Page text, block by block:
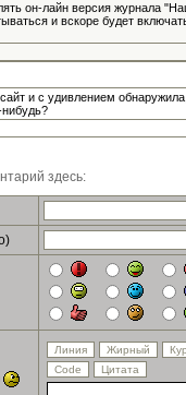
он-лайн версия журнала
и вскоре будет
и с удивлением
нибудь?
здесь: